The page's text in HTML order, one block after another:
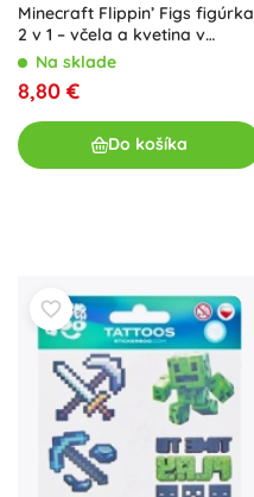
Minecraft Flippin’ Figs figúrka
2 v 1 – včela a kvetina v
kvetináči
Na sklade
8,80 €
Do košíka